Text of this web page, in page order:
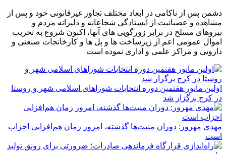
دشمن پس از ناکامی در ابعاد مختلف تجاوز غیرقانونی خود و پس از
مشاهده و عصبانیت از ایستادگی شجاعانه و دلیرانه مردم و
نیروهای مسلح در برابر زورگویی های آنها، اکنون شروع به تخریب
اموال عمومی اعم از زیرساخت ها و پل ها و کارخانجات صنعتی و
دارویی و مراکز علمی و اداری نموده است
اولین مانور هفتمین دوره انتخابات شوراهای اسلامی شهر و روستا
در کرج برگزار شد
مهدی مهرور: دوران منیت‌ها گذشته، امروز زمان هم‌افزایی احزاب
است